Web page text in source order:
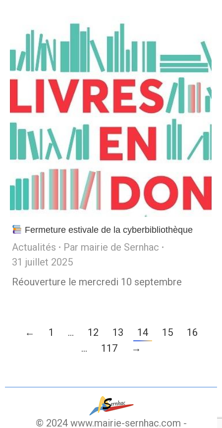
Fermeture estivale de la cyberbibliothèque
Actualités Par mairie de Sernhac
31 juillet 2025
Réouverture le mercredi 10 septembre
← 1 … 12 13 14 15
16
…
117 →
© 2024 www.mairie-sernhac.com -